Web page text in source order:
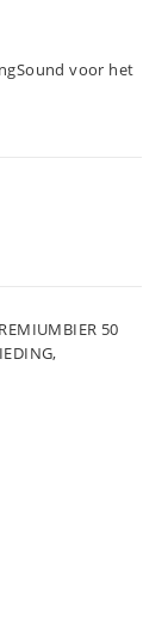
voor het
50